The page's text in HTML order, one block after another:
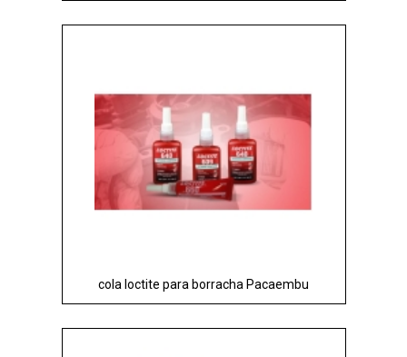
cola loctite para borracha Pacaembu